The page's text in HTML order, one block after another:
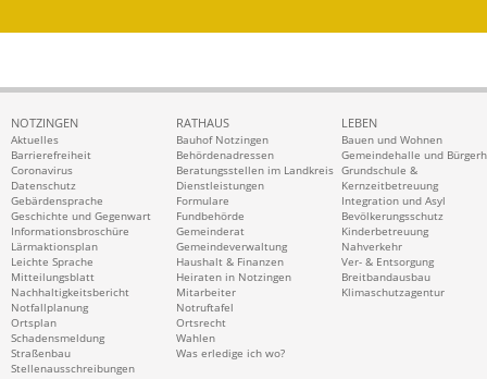
NOTZINGEN
Aktuelles
Barrierefreiheit
Coronavirus
Datenschutz
Gebärdensprache
Geschichte und Gegenwart
Informationsbroschüre
Lärmaktionsplan
Leichte Sprache
Mitteilungsblatt
Nachhaltigkeitsbericht
Notfallplanung
Ortsplan
Schadensmeldung
Straßenbau
Stellenausschreibungen
RATHAUS
Bauhof Notzingen
Behördenadressen
Beratungsstellen im Landkreis
Dienstleistungen
Formulare
Fundbehörde
Gemeinderat
Gemeindeverwaltung
Haushalt & Finanzen
Heiraten in Notzingen
Mitarbeiter
Notruftafel
Ortsrecht
Wahlen
Was erledige ich wo?
LEBEN
Bauen und Wohnen
Gemeindehalle und
Grundschule &
Kernzeitbetreuung
Integration und Asyl
Bevölkerungsschutz
Kinderbetreuung
Nahverkehr
Ver- & Entsorgung
Breitbandausbau
Klimaschutzagentur